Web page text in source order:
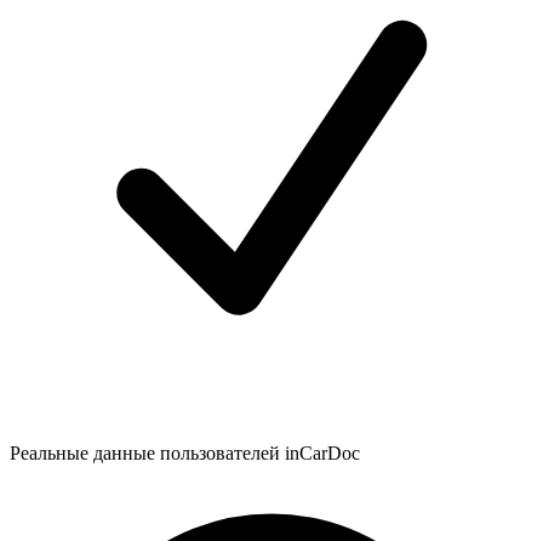
Реальные данные пользователей inCarDoc